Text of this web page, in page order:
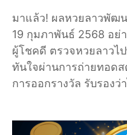
มาแล้ว! ผลหวยลาวพัฒ
19 กุมภาพันธ์ 2568 อย่
ผู้โชคดี ตรวจหวยลาวไ
ทันใจผ่านการถ่ายทอด
การออกรางวัล รับรองว่